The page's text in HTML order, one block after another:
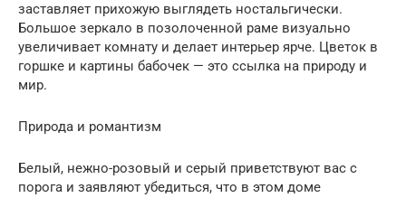
заставляет прихожую выглядеть ностальгически.
Большое зеркало в позолоченной раме визуально
увеличивает комнату и делает интерьер ярче. Цветок в
горшке и картины бабочек — это ссылка на природу и
мир.
Природа и романтизм
Белый, нежно-розовый и серый приветствуют вас с
порога и заявляют убедиться, что в этом доме